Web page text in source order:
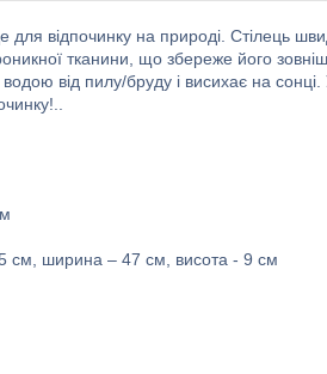
для відпочинку на природі. Стілець
тканини, що збереже його
водою від пилу/бруду і висихає на
см, ширина – 47 см, висота - 9 см